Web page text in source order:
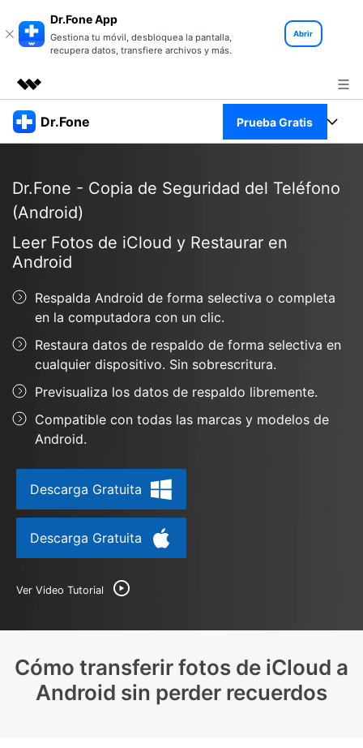
Dr.Fone App
Gestiona tu móvil, desbloquea la pantalla,
recupera datos, transfiere archivos y más.
Abrir
Productos destacados
Resumen
Soluciones
Sala de prensa
Dr.Fone Prueba Gratis
Productos
Para PC
Herramientas Online
Recursos
Descubre lo mejor de Dr.Fone
Soporte
Blog
Transferencia de Datos
Gestor de Datos
Reparación de Móviles
Protección del Móvil
Encuentra Más Soluciones
Desbloqueo FRP en Android 16
Dr.Fone - Copia de Seguridad del Teléfono
(Android)
Leer Fotos de iCloud y Restaurar en
Android
Respalda Android de forma selectiva o completa
en la computadora con un clic.
Restaura datos de respaldo de forma selectiva en
cualquier dispositivo. Sin sobrescritura.
Previsualiza los datos de respaldo libremente.
Compatible con todas las marcas y modelos de
Android.
Descarga Gratuita
Descarga Gratuita
Ver Video Tutorial
Cómo transferir fotos de iCloud a
Android sin perder recuerdos